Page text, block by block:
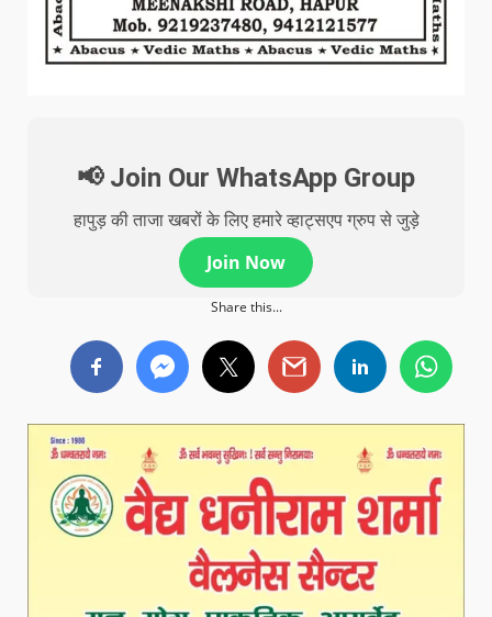
📢 Join Our WhatsApp Group
हापुड़ की ताजा खबरों के लिए हमारे व्हाट्सएप ग्रुप से जुड़े
Join Now
Share this...